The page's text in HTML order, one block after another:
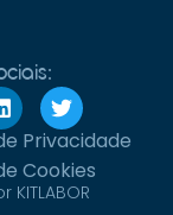
Privacidade
Cookies